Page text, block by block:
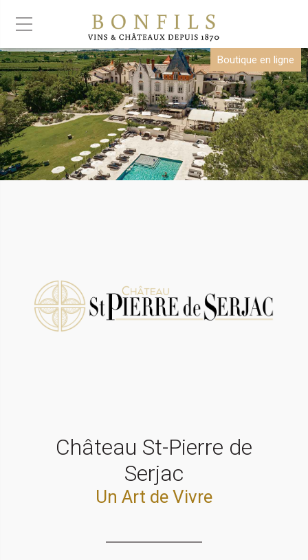
Boutique en ligne
Château St-Pierre de
Serjac
Un Art de Vivre